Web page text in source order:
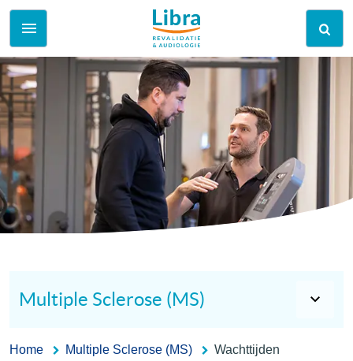
Multiple Sclerose (MS)
Home Multiple Sclerose (MS) Wachttijden